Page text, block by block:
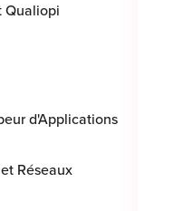
Qualiopi
d'Applications
Réseaux